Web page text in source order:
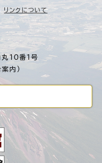
10番1号
内）
リンクについて